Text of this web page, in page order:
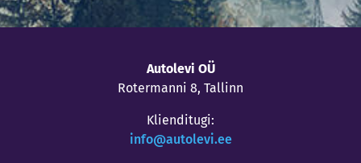
Autolevi OÜ
Rotermanni 8, Tallinn
Klienditugi:
info@autolevi.ee